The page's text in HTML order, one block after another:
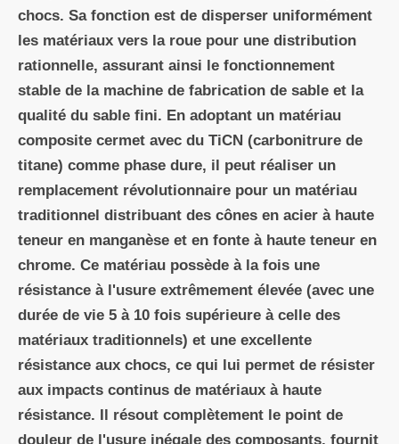
chocs. Sa fonction est de disperser uniformément
les matériaux vers la roue pour une distribution
rationnelle, assurant ainsi le fonctionnement
stable de la machine de fabrication de sable et la
qualité du sable fini. En adoptant un matériau
composite cermet avec du TiCN (carbonitrure de
titane) comme phase dure, il peut réaliser un
remplacement révolutionnaire pour un matériau
traditionnel distribuant des cônes en acier à haute
teneur en manganèse et en fonte à haute teneur en
chrome. Ce matériau possède à la fois une
résistance à l'usure extrêmement élevée (avec une
durée de vie 5 à 10 fois supérieure à celle des
matériaux traditionnels) et une excellente
résistance aux chocs, ce qui lui permet de résister
aux impacts continus de matériaux à haute
résistance. Il résout complètement le point de
douleur de l'usure inégale des composants, fournit